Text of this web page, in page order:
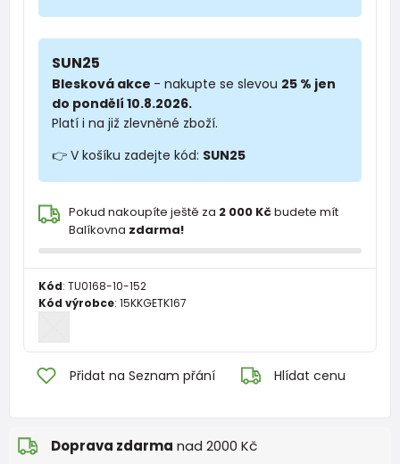
SUN25
Blesková akce - nakupte se slevou 25 % jen
do pondělí 10.8.2026.
Platí i na již zlevněné zboží.
👉 V košíku zadejte kód: SUN25
Pokud nakoupíte ještě za 2 000 Kčbudete mít
Balíkovna zdarma!
Kód: TU0168-10-152
Kód výrobce: 15KKGETK167
Přidat na Seznam přání Hlídat cenu
Doprava zdarma nad 2000 Kč